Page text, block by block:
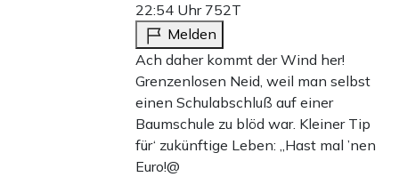
22:54 Uhr 752T
Melden
Ach daher kommt der Wind her!
Grenzenlosen Neid, weil man selbst
einen Schulabschluß auf einer
Baumschule zu blöd war. Kleiner Tip
für‘ zukünftige Leben: „Hast mal ’nen
Euro!@